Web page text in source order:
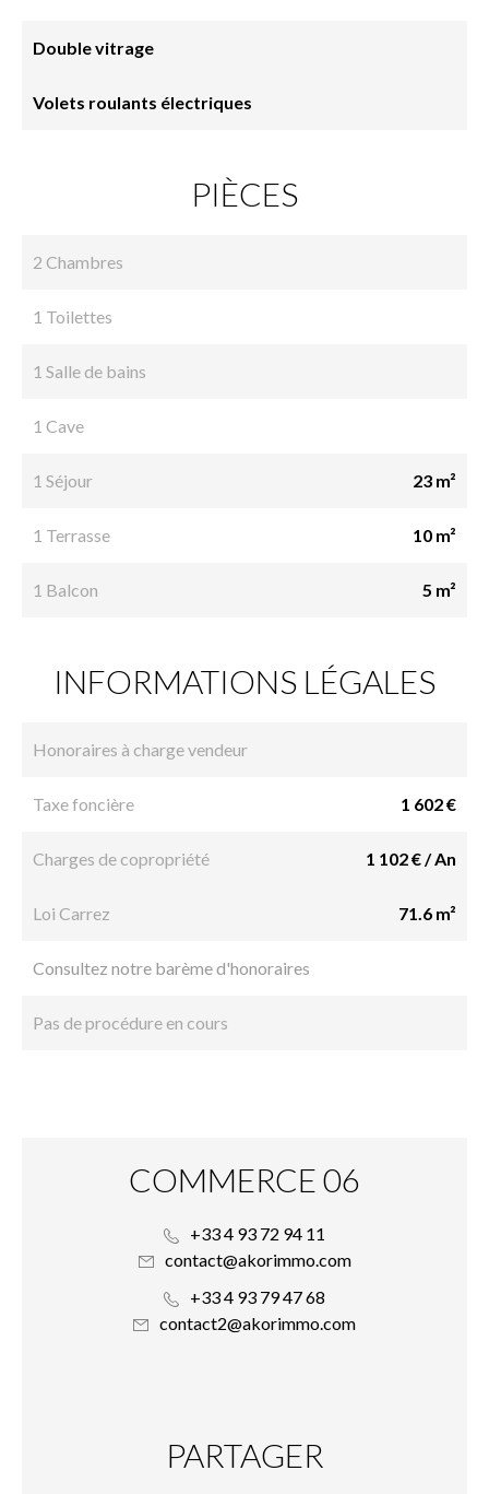
Double vitrage
Volets roulants électriques
PIÈCES
2 Chambres
1 Toilettes
1 Salle de bains
1 Cave
1 Séjour 23 m²
1 Terrasse 10 m²
1 Balcon 5 m²
INFORMATIONS LÉGALES
Honoraires à charge vendeur
Taxe foncière 1 602 €
Charges de copropriété 1 102 € / An
Loi Carrez 71.6 m²
Consultez notre barème d'honoraires
Pas de procédure en cours
COMMERCE 06
+33 4 93 72 94 11
contact@akorimmo.com
+33 4 93 79 47 68
contact2@akorimmo.com
PARTAGER